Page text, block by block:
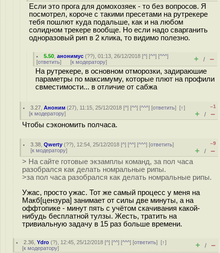
Если это прога для домохозяек - то без вопросов. Я
посмотрел, короче с такими пресетами на рутрекере
тебя пошлют куда подальше, как и на любом
солидном трекере вообще. Но если надо сварганить
одноразовый рип в 2 клика, то видимо полезно.
5.50 ,анонимус (??), 01:13, 26/12/2018 [^] [^^] [^^^]
[ответить] [к модератору] + / –
На рутрекере, в основном отморозки, задираюшие
параметры по максимуму, которые плют на профили
свместимости... в отличие от сабжа
3.27 ,Аноним (27), 11:15, 25/12/2018 [^] [^^] [^^^] [ответить][↑]
[к модератору]
–1
+ / –
Чтобы сэкономить полчаса.
3.38 ,Qwerty (??), 12:54, 25/12/2018 [^] [^^] [^^^] [ответить]
[к модератору]
–9
+ / –
> На сайте готовые экзамплы команд, за пол часа
разобрался как делать номральные рипы.
>за пол часа разобрался как делать номральные рипы.
Ужас, просто ужас. Тот же самый процесс у меня на
Макб[цензура] занимает от силы две минуты, а на
оффтопике - минут пять с учётом скачивания какой-
нибудь бесплатной тулзы. Жесть, тратить на
тривиальную задачу в 15 раз больше времени.
2.36 ,Ydro (?), 12:45, 25/12/2018 [^] [^^] [^^^] [ответить][↑]
[к модератору] + / –